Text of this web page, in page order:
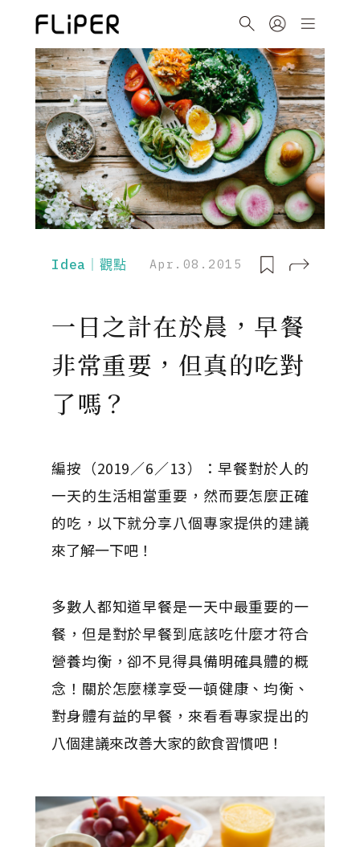
Idea｜觀點 Apr.08.2015
一日之計在於晨，早餐
非常重要，但真的吃對
了嗎？
編按（2019／6／13）：早餐對於人的
一天的生活相當重要，然而要怎麼正確
的吃，以下就分享八個專家提供的建議
來了解一下吧！
多數人都知道早餐是一天中最重要的一
餐，但是對於早餐到底該吃什麼才符合
營養均衡，卻不見得具備明確具體的概
念！關於怎麼樣享受一頓健康、均衡、
對身體有益的早餐，來看看專家提出的
八個建議來改善大家的飲食習慣吧！